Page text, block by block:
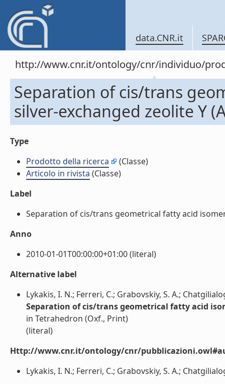
data.CNR.it
http://www.cnr.it/ontology/cnr/individuo/
Separation of cis/trans
silver-exchanged zeolite Y
Type
Prodotto della ricerca
(Classe)
Articolo in rivista (Classe)
Label
Separation of cis/trans geometrical fatty acid
Anno
2010-01-01T00:00:00+01:00 (literal)
Alternative label
Lykakis, I. N.; Ferreri, C.; Grabovskiy, S. A.;
Separation of cis/trans geometrical fatty acid
in Tetrahedron (Oxf., Print)
(literal)
Http://www.cnr.it/ontology/cnr/
Lykakis, I. N.; Ferreri, C.; Grabovskiy, S. A.;